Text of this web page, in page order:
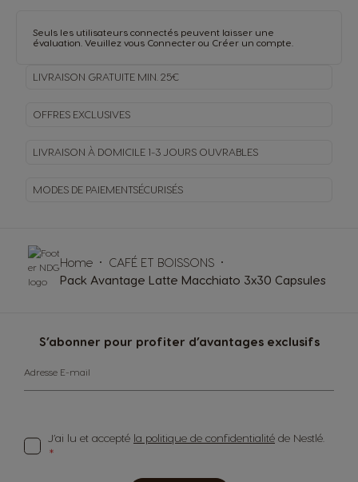
Seuls les utilisateurs connectés peuvent laisser une
évaluation. Veuillez vous Connecter ou Créer un compte
LIVRAISON GRATUITE MIN. 25€
OFFRES EXCLUSIVES
LIVRAISON À DOMICILE 1-3 JOURS OUVRABLES
MODES DE PAIEMENTSÉCURISÉS
S’abonner pour profiter d’avantages exclusifs
Adresse E-mail
J’ai lu et accepté la politique de confidentialité de Nestlé.
Home
CAFÉ ET BOISSONS
Pack Avantage Latte Macchiato 3x30 Capsules